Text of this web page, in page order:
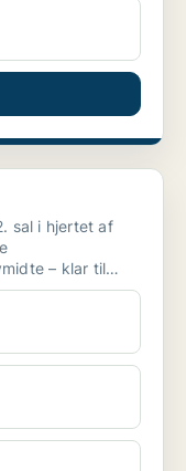
sal i hjertet af
– klar til